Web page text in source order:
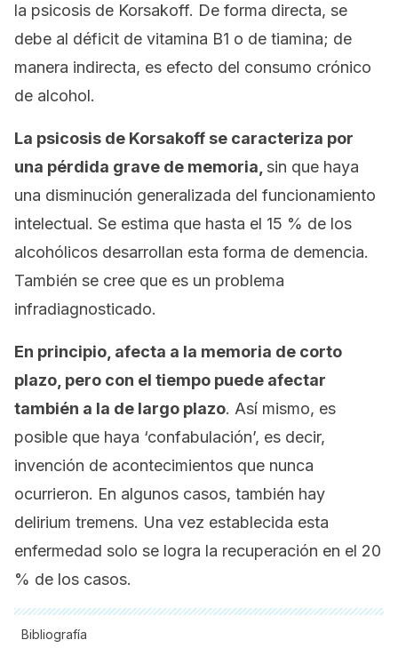
la psicosis de Korsakoff. De forma directa, se
debe al déficit de vitamina B1 o de tiamina; de
manera indirecta, es efecto del consumo crónico
de alcohol.
La psicosis de Korsakoff se caracteriza por
una pérdida grave de memoria, sin que haya
una disminución generalizada del funcionamiento
intelectual. Se estima que hasta el 15 % de los
alcohólicos desarrollan esta forma de demencia.
También se cree que es un problema
infradiagnosticado.
En principio, afecta a la memoria de corto
plazo, pero con el tiempo puede afectar
también a la de largo plazo. Así mismo, es
posible que haya ‘confabulación’, es decir,
invención de acontecimientos que nunca
ocurrieron. En algunos casos, también hay
delirium tremens. Una vez establecida esta
enfermedad solo se logra la recuperación en el 20
% de los casos.
Bibliografía